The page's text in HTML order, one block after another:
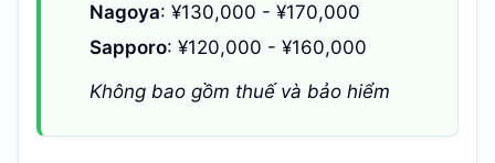
Nagoya: ¥130,000 - ¥170,000
Sapporo: ¥120,000 - ¥160,000
Không bao gồm thuế và bảo hiểm